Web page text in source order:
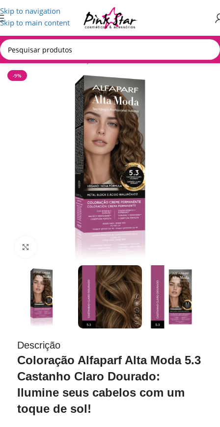
Skip to navigation
Skip to main content
Início/CABELOS/Coloração
-9%
Clique para ampliar
Descrição
Coloração Alfaparf Alta Moda 5.3
Castanho Claro Dourado:
Ilumine seus cabelos com um
toque de sol!